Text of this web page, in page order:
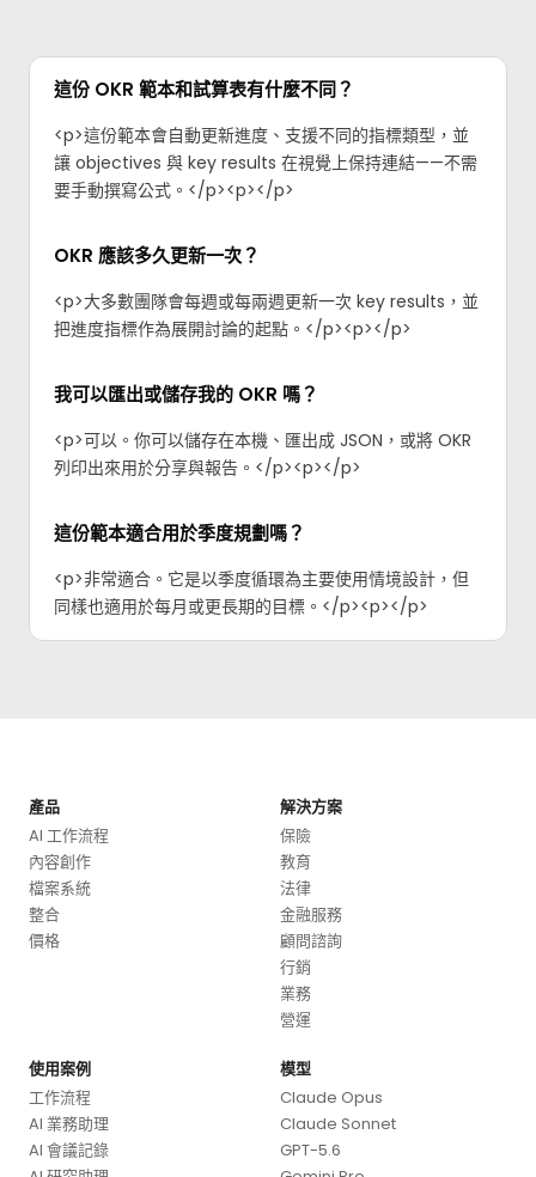
這份 OKR 範本和試算表有什麼不同？
<p>這份範本會自動更新進度、支援不同的指標類型，並
讓 objectives 與 key results 在視覺上保持連結——不需
要手動撰寫公式。</p><p>‍</p>
OKR 應該多久更新一次？
<p>大多數團隊會每週或每兩週更新一次 key results，並
把進度指標作為展開討論的起點。</p><p>‍</p>
我可以匯出或儲存我的 OKR 嗎？
<p>可以。你可以儲存在本機、匯出成 JSON，或將 OKR
列印出來用於分享與報告。</p><p>‍</p>
這份範本適合用於季度規劃嗎？
<p>非常適合。它是以季度循環為主要使用情境設計，但
同樣也適用於每月或更長期的目標。</p><p>‍</p>
產品
AI 工作流程
內容創作
檔案系統
整合
價格
解決方案
保險
教育
法律
金融服務
顧問諮詢
行銷
業務
營運
使用案例
工作流程
AI 業務助理
AI 會議記錄
模型
Claude Opus
Claude Sonnet
GPT-5.6